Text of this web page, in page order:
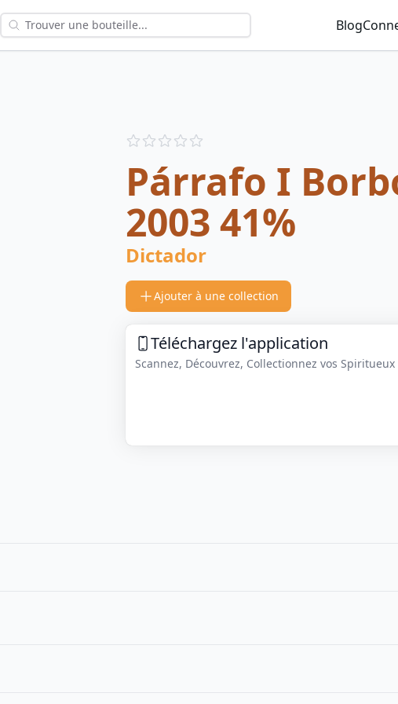
Blog
Reviews
Párrafo I
2003 41%
Dictador
Ajouter à une collection
Téléchargez l'application
Scannez, Découvrez, Collectionnez vos